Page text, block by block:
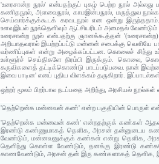
'உரைசான்ற நூல்' என்பதற்குப் புகழ் பெற்ற நூல் அல்லது
கணிதநூல், அளவைநூல், காமஇன்பநூல், மருத்துவ
செய்வார்க்குக்கூடக் கரவடநூல் என ஒன்று
உளவுஇயல் நூல்தெளிவும் ஆட்சியரிடம் அமைதல் வேண்டும்
உரைசான்ற நூல் என்பதற்கு ஞானக்கூத்தன்
அறியாதவரால் இயற்றப்பட்டு மன்னன் சபைக்கு வெளியே
வர்ணிப்புகள் என்று அழைக்கப்பட்டன. கொலைச் சிந்து
உள்ளூர்ச் செய்திகளே நிரம்பி இருக்கும். கொலை,
கருவிகளைத் தட்டிக்கொண்டு பாடப்படுபவை. நான்
இவை பாடின' எனப் புதிய விளக்கம் தருகிறார்.
ஒற்றர் மூலம் பிறர்பால நடப்பதை அறிந்து, அரசியல்
'தெற்றென்க மன்னவன் கண்' என்ற பகுதியின் பொருள்
'தெற்றென்க மன்னவன் கண்' என்றதற்குக் கண்கள்
இரண்டு கண்ணுமாகத் தெளிக, அரசன் தன்னுடைய
வேண்டும், மன்னவனுக்குக் கண்கள் என்று தெளிக,
தெளிந்து கொள்ள வேண்டும், தனக்கு இரண்டு
காணவேண்டும், அரசன் தன் இரு கண்களாகத் தெளிக,